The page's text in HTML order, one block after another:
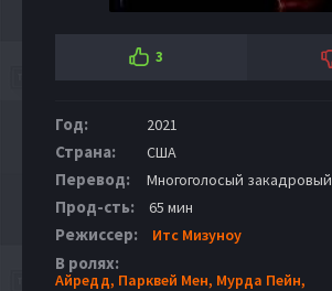
3
Год: 2021
Страна: США
Перевод: Многоголосый закадровый
Прод-сть: 65 мин
Режиссер: Итс Мизуноу
В ролях:
Айредд, Парквей Мен, Мурда Пейн,